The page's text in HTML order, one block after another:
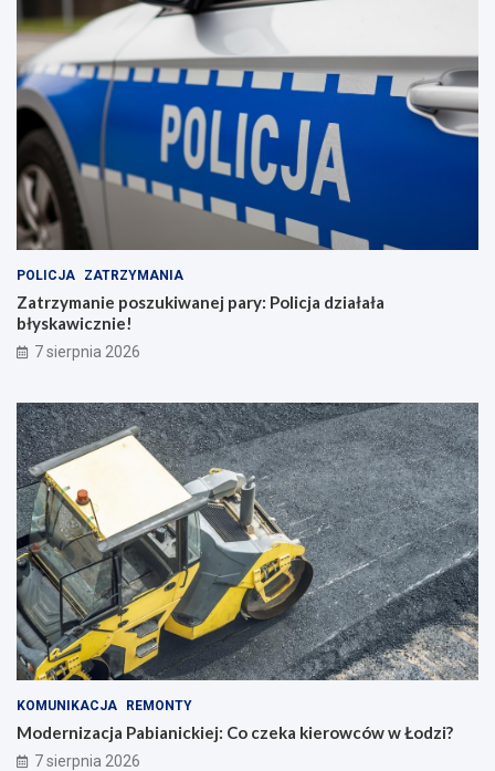
POLICJA ZATRZYMANIA
Zatrzymanie poszukiwanej pary: Policja działała
błyskawicznie!
7 sierpnia 2026
KOMUNIKACJA REMONTY
Modernizacja Pabianickiej: Co czeka kierowców w Łodzi?
7 sierpnia 2026